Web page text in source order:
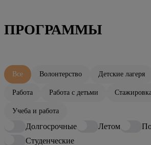
ПРОГРАММЫ
Все Волонтерство Детские лагеря
Работа Работа с детьми
Учеба и работа
Долгосрочные Летом
Студенческие